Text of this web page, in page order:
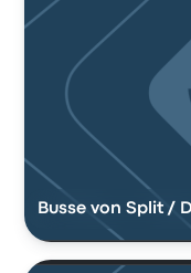
Busse von Split /